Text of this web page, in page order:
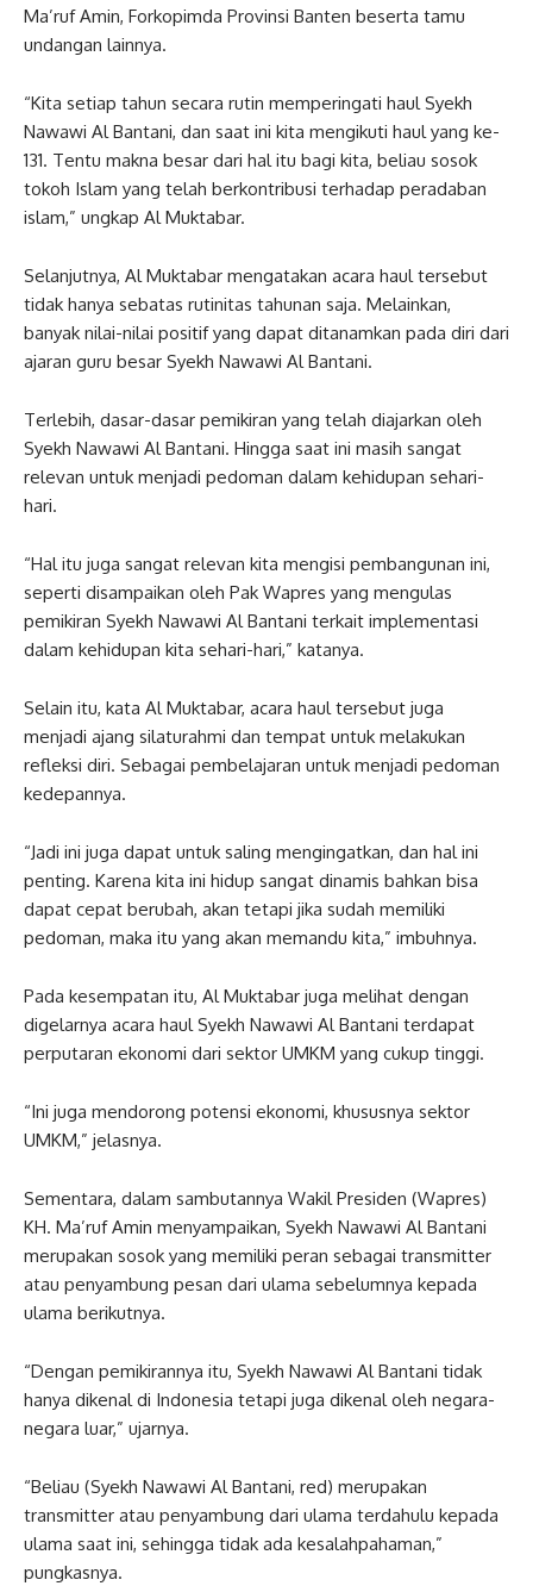
Ma’ruf Amin, Forkopimda Provinsi Banten beserta tamu
undangan lainnya.
“Kita setiap tahun secara rutin memperingati haul Syekh
Nawawi Al Bantani, dan saat ini kita mengikuti haul yang ke-
131. Tentu makna besar dari hal itu bagi kita, beliau sosok
tokoh Islam yang telah berkontribusi terhadap peradaban
islam,” ungkap Al Muktabar.
Selanjutnya, Al Muktabar mengatakan acara haul tersebut
tidak hanya sebatas rutinitas tahunan saja. Melainkan,
banyak nilai-nilai positif yang dapat ditanamkan pada diri dari
ajaran guru besar Syekh Nawawi Al Bantani.
Terlebih, dasar-dasar pemikiran yang telah diajarkan oleh
Syekh Nawawi Al Bantani. Hingga saat ini masih sangat
relevan untuk menjadi pedoman dalam kehidupan sehari-
hari.
“Hal itu juga sangat relevan kita mengisi pembangunan ini,
seperti disampaikan oleh Pak Wapres yang mengulas
pemikiran Syekh Nawawi Al Bantani terkait implementasi
dalam kehidupan kita sehari-hari,” katanya.
Selain itu, kata Al Muktabar, acara haul tersebut juga
menjadi ajang silaturahmi dan tempat untuk melakukan
refleksi diri. Sebagai pembelajaran untuk menjadi pedoman
kedepannya.
“Jadi ini juga dapat untuk saling mengingatkan, dan hal ini
penting. Karena kita ini hidup sangat dinamis bahkan bisa
dapat cepat berubah, akan tetapi jika sudah memiliki
pedoman, maka itu yang akan memandu kita,” imbuhnya.
Pada kesempatan itu, Al Muktabar juga melihat dengan
digelarnya acara haul Syekh Nawawi Al Bantani terdapat
perputaran ekonomi dari sektor UMKM yang cukup tinggi.
“Ini juga mendorong potensi ekonomi, khususnya sektor
UMKM,” jelasnya.
Sementara, dalam sambutannya Wakil Presiden (Wapres)
KH. Ma’ruf Amin menyampaikan, Syekh Nawawi Al Bantani
merupakan sosok yang memiliki peran sebagai transmitter
atau penyambung pesan dari ulama sebelumnya kepada
ulama berikutnya.
“Dengan pemikirannya itu, Syekh Nawawi Al Bantani tidak
hanya dikenal di Indonesia tetapi juga dikenal oleh negara-
negara luar,” ujarnya.
“Beliau (Syekh Nawawi Al Bantani, red) merupakan
transmitter atau penyambung dari ulama terdahulu kepada
ulama saat ini, sehingga tidak ada kesalahpahaman,”
pungkasnya.